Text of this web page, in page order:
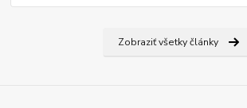
Zobraziť všetky články